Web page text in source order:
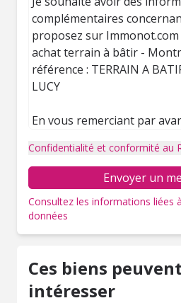
Confidentialité et conformité au
Envoyer un
Consultez les informations liées
données
Ces biens
intéresser